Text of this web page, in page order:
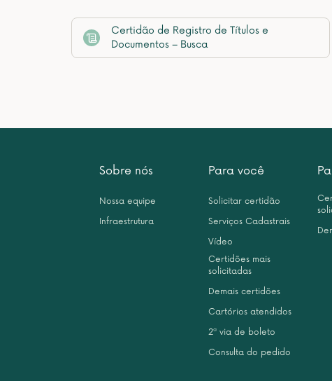
Certidão de Registro de Títulos e
Documentos – Busca
Sobre nós
Nossa equipe
Infraestrutura
Para você
Solicitar certidão
Serviços Cadastrais
Vídeo
Certidões mais
solicitadas
Demais certidões
Cartórios atendidos
2ª via de boleto
Consulta do pedido